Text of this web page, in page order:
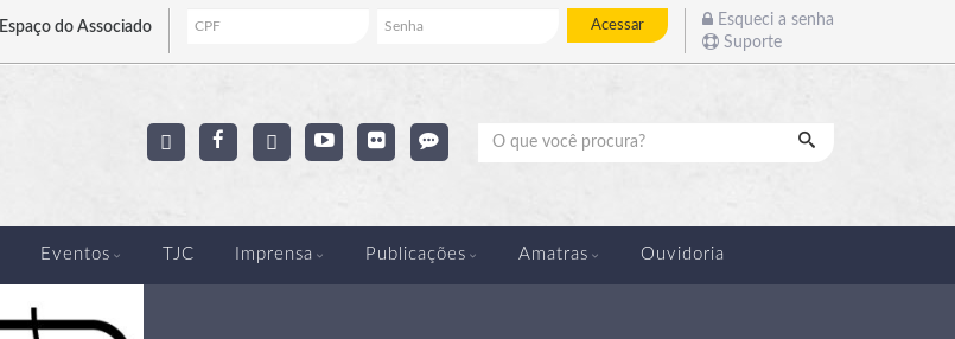
Espaço do Associado Acessar
Esqueci a senha
Suporte
Pesquisar
Eventos TJC Imprensa Publicações Amatras Ouvidoria